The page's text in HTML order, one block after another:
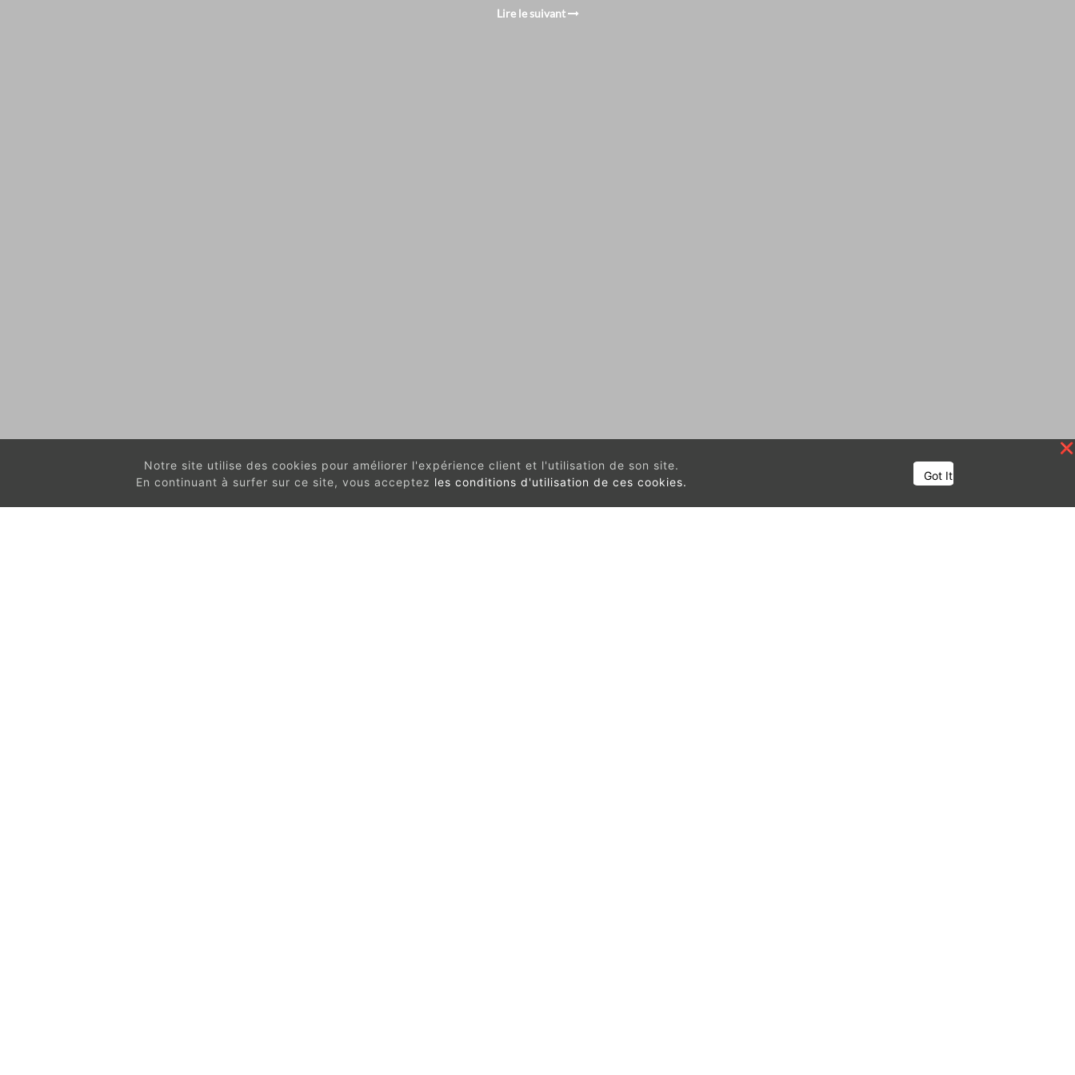
Lire le suivant
Notre site utilise des cookies pour améliorer l'expérience client et l'utilisation de son site.
En continuant à surfer sur ce site, vous acceptez les conditions d'utilisation de ces cookies. Got It